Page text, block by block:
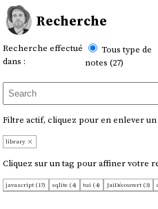
Recherche
Recherche effectué
dans :
Tous type de
notes (27)
Filtre actif, cliquez pour en enlever un
library
Cliquez sur un tag pour affiner votre
javascript (17) sqlite (4) tui (4) JaiDécouvert (3)